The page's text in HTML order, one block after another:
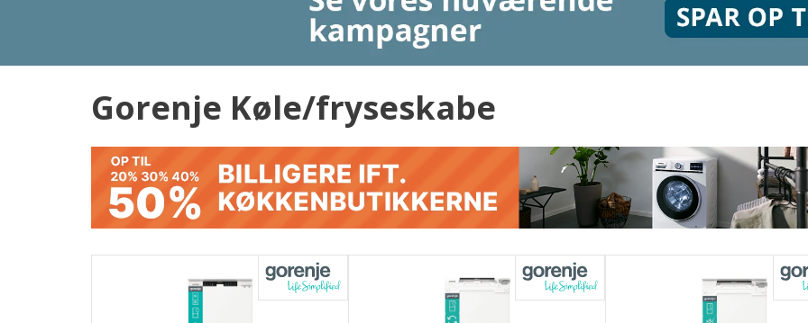
Gorenje Køle/fryseskabe